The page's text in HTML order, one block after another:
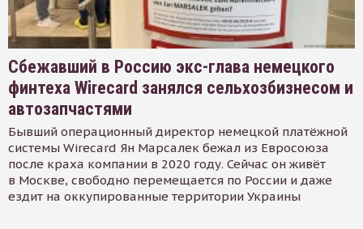
Сбежавший в Россию экс-глава немецкого
финтеха Wirecard занялся сельхозбизнесом и
автозапчастями
Бывший операционный директор немецкой платёжной
системы Wirecard Ян Марсалек бежал из Евросоюза
после краха компании в 2020 году. Сейчас он живёт
в Москве, свободно перемещается по России и даже
ездит на оккупированные территории Украины